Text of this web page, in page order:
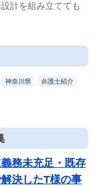
計を組み立てても
神奈川県 弁護士紹介
務未充足・既存
決したT様の事